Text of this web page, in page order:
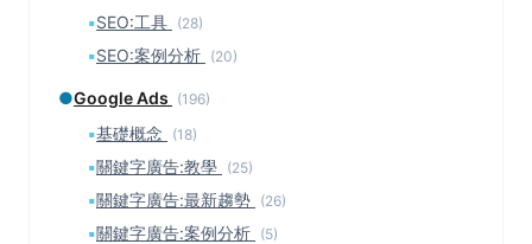
▪SEO:工具 (28)
▪SEO:案例分析 (20)
●Google Ads (196)
▪基礎概念 (18)
▪關鍵字廣告:教學 (25)
▪關鍵字廣告:最新趨勢 (26)
▪關鍵字廣告:案例分析 (5)